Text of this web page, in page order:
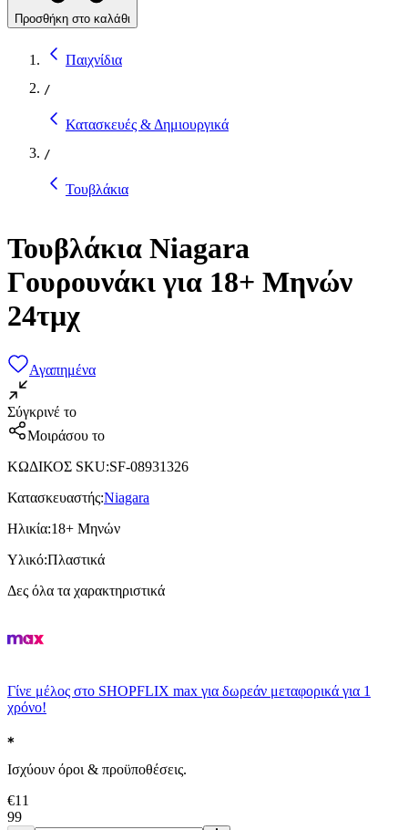
Προσθήκη στο καλάθι
Παιχνίδια
/
Κατασκευές & Δημιουργικά
/
Τουβλάκια
Τουβλάκια Niagara
Γουρουνάκι για 18+ Μηνών
24τμχ
Αγαπημένα
Σύγκρινέ το
Μοιράσου το
ΚΩΔΙΚΟΣ SKU:SF-08931326
Κατασκευαστής:Niagara
Ηλικία:18+ Μηνών
Υλικό:Πλαστικά
Δες όλα τα χαρακτηριστικά
Γίνε μέλος στο SHOPFLIX max για δωρεάν μεταφορικά για 1
χρόνο!
Ισχύουν όροι & προϋποθέσεις.
€11
99